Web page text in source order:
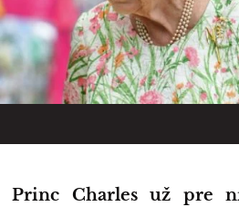
Princ Charles už pre niekoľkými rokmi